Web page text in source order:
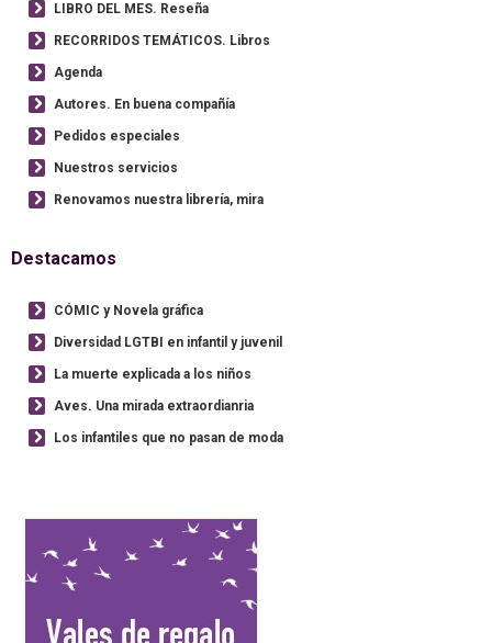
LIBRO DEL MES. Reseña
RECORRIDOS TEMÁTICOS. Libros
Agenda
Autores. En buena compañía
Pedidos especiales
Nuestros servicios
Renovamos nuestra librería, mira
Destacamos
CÓMIC y Novela gráfica
Diversidad LGTBI en infantil y juvenil
La muerte explicada a los niños
Aves. Una mirada extraordianria
Los infantiles que no pasan de moda